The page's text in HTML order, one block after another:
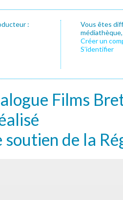
:
Vous êtes
Créer un
S’identifier
Films
soutien de la